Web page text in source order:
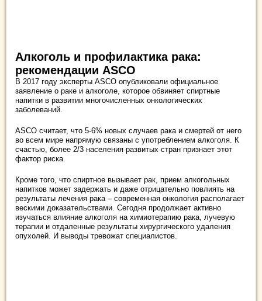
Алкоголь и профилактика рака:
рекомендации ASCO
В 2017 году эксперты ASCO опубликовали официальное
заявление о раке и алкоголе, которое обвиняет спиртные
напитки в развитии многочисленных онкологических
заболеваний.
ASCO считает, что 5-6% новых случаев рака и смертей от него
во всем мире напрямую связаны с употреблением алкоголя. К
счастью, более 2/3 населения развитых стран признает этот
фактор риска.
Кроме того, что спиртное вызывает рак, прием алкогольных
напитков может задержать и даже отрицательно повлиять на
результаты лечения рака – современная онкология располагает
вескими доказательствами. Сегодня продолжает активно
изучаться влияние алкоголя на химиотерапию рака, лучевую
терапии и отдаленные результаты хирургического удаления
опухолей. И выводы тревожат специалистов.